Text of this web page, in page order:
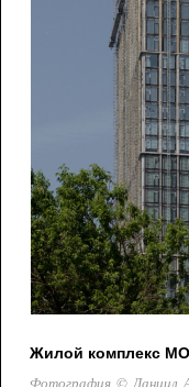
Жилой комплекс
Фотография © Даниил